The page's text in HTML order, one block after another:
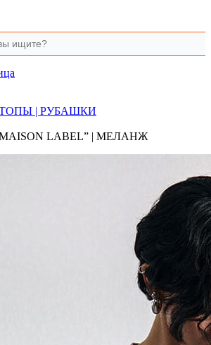
| РУБАШКИ
LABEL” | МЕЛАНЖ